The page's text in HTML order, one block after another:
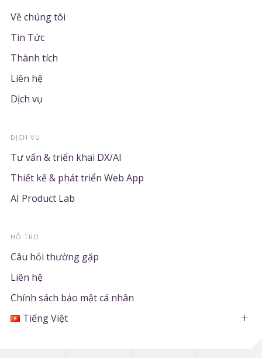
Về chúng tôi
Tin Tức
Thành tích
Liên hệ
Dịch vụ
DỊCH VỤ
Tư vấn & triển khai DX/AI
Thiết kế & phát triển Web App
AI Product Lab
HỖ TRỢ
Câu hỏi thường gặp
Liên hệ
Chính sách bảo mật cá nhân
Tiếng Việt